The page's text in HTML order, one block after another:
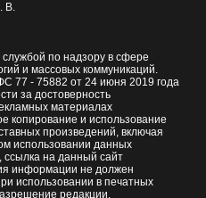
В.
по надзору в сфере
и массовых коммуникаций.
77 - 75882 от 24 июня 2019 года
за достоверность
материалах
копирование и использование
произведений, включая
использовании данных
на данный сайт
информации не должен
использовании в печатных
редакции.